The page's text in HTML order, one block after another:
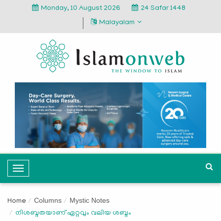
Monday, 10 August 2026
24 Safar 1448
Malayalam
T
o
g
l
Home Columns Mystic Notes
നിശബ്ദതയാണ് ഏറ്റവും വലിയ ശബ്ദം